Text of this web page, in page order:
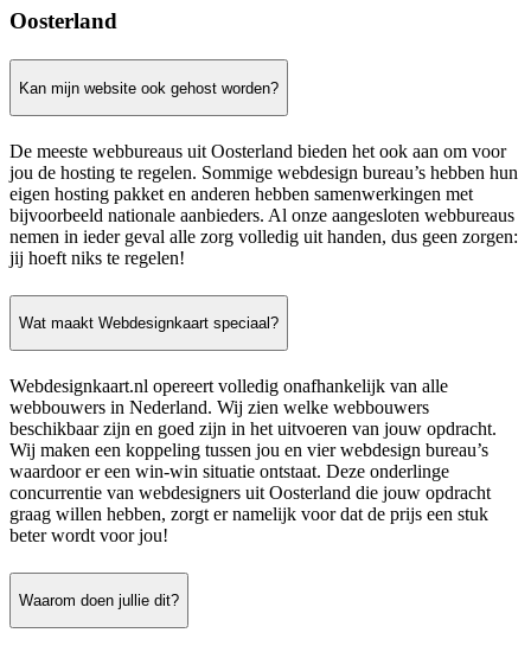
Oosterland
Kan mijn website ook gehost worden?
De meeste webbureaus uit Oosterland bieden het ook aan om voor
jou de hosting te regelen. Sommige webdesign bureau’s hebben hun
eigen hosting pakket en anderen hebben samenwerkingen met
bijvoorbeeld nationale aanbieders. Al onze aangesloten webbureaus
nemen in ieder geval alle zorg volledig uit handen, dus geen zorgen:
jij hoeft niks te regelen!
Wat maakt Webdesignkaart speciaal?
Webdesignkaart.nl opereert volledig onafhankelijk van alle
webbouwers in Nederland. Wij zien welke webbouwers
beschikbaar zijn en goed zijn in het uitvoeren van jouw opdracht.
Wij maken een koppeling tussen jou en vier webdesign bureau’s
waardoor er een win-win situatie ontstaat. Deze onderlinge
concurrentie van webdesigners uit Oosterland die jouw opdracht
graag willen hebben, zorgt er namelijk voor dat de prijs een stuk
beter wordt voor jou!
Waarom doen jullie dit?